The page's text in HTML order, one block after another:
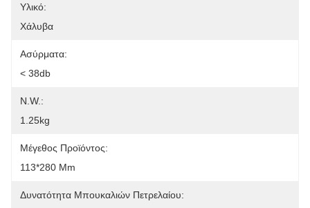
Υλικό:
Χάλυβα
Ασύρματα:
< 38db
N.W.:
1.25kg
Μέγεθος Προϊόντος:
113*280 Mm
Δυνατότητα Μπουκαλιών Πετρελαίου: